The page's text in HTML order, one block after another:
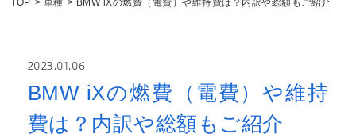
TOP 車種 BMW iXの燃費（電費）や維持費は？内訳や総額もご紹介
2023.01.06
BMW iXの燃費（電費）や維持
費は？内訳や総額もご紹介